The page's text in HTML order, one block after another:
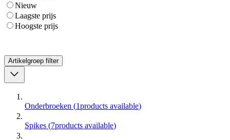
Nieuw
Laagste prijs
Hoogste prijs
Artikelgroep filter
Onderbroeken (1products available)
Spikes (7products available)